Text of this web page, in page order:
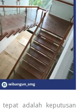
adalah keputusan